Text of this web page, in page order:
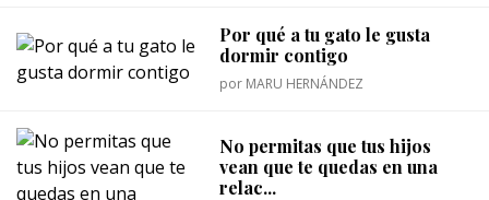
Por qué a tu gato le gusta
dormir contigo
por MARU HERNÁNDEZ
No permitas que tus hijos
vean que te quedas en una
relac...